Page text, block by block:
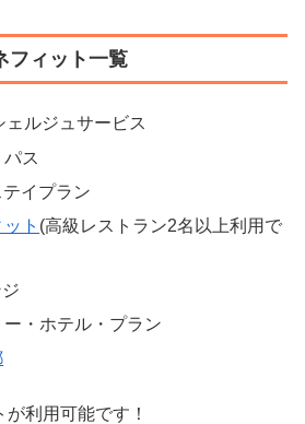
フィット一覧
ルジュサービス
ス
イプラン
ト (高級レストラン2名以上利用で
・ホテル・プラン
利用可能です！